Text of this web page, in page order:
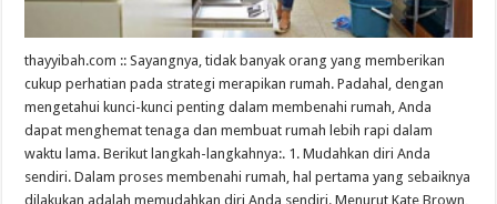
thayyibah.com :: Sayangnya, tidak banyak orang yang memberikan
cukup perhatian pada strategi merapikan rumah. Padahal, dengan
mengetahui kunci-kunci penting dalam membenahi rumah, Anda
dapat menghemat tenaga dan membuat rumah lebih rapi dalam
waktu lama. Berikut langkah-langkahnya:. 1. Mudahkan diri Anda
sendiri. Dalam proses membenahi rumah, hal pertama yang sebaiknya
dilakukan adalah memudahkan diri Anda sendiri. Menurut Kate Brown,